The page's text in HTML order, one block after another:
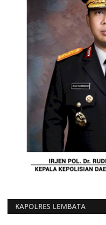
KAPOLRES LEMBATA